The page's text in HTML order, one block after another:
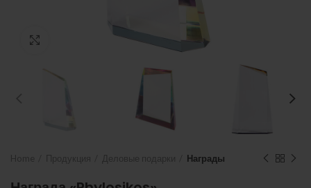
Нажмите, чтобы увеличить
Награды